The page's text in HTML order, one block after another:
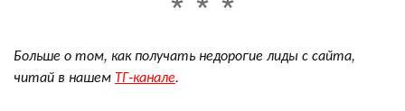
Больше о том, как получать недорогие лиды с сайта,
читай в нашем ТГ-канале.